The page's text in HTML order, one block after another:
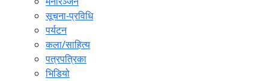
सूचना-प्रविधि
पर्यटन
कला/साहित्य
पत्रपत्रिका
भिडियो